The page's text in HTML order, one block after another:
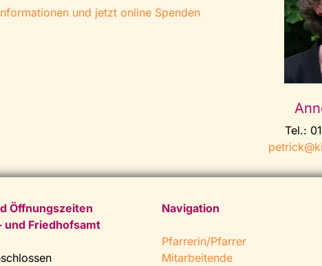
und jetzt online Spenden
Tel.:
Öffnungszeiten
und Friedhofsamt
Navigation
Pfarrerin/Pfarrer
Mitarbeitende